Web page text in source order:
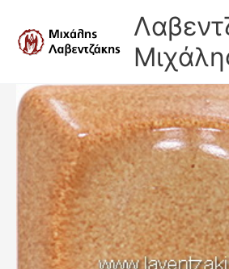
περιεχόμενο